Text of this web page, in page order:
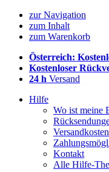
zur Navigation
zum Inhalt
zum Warenkorb
Österreich:
Kostenloser
24 h Versand
Hilfe
Wo ist meine
Versandkosten
Kontakt
Alle Hilfe-